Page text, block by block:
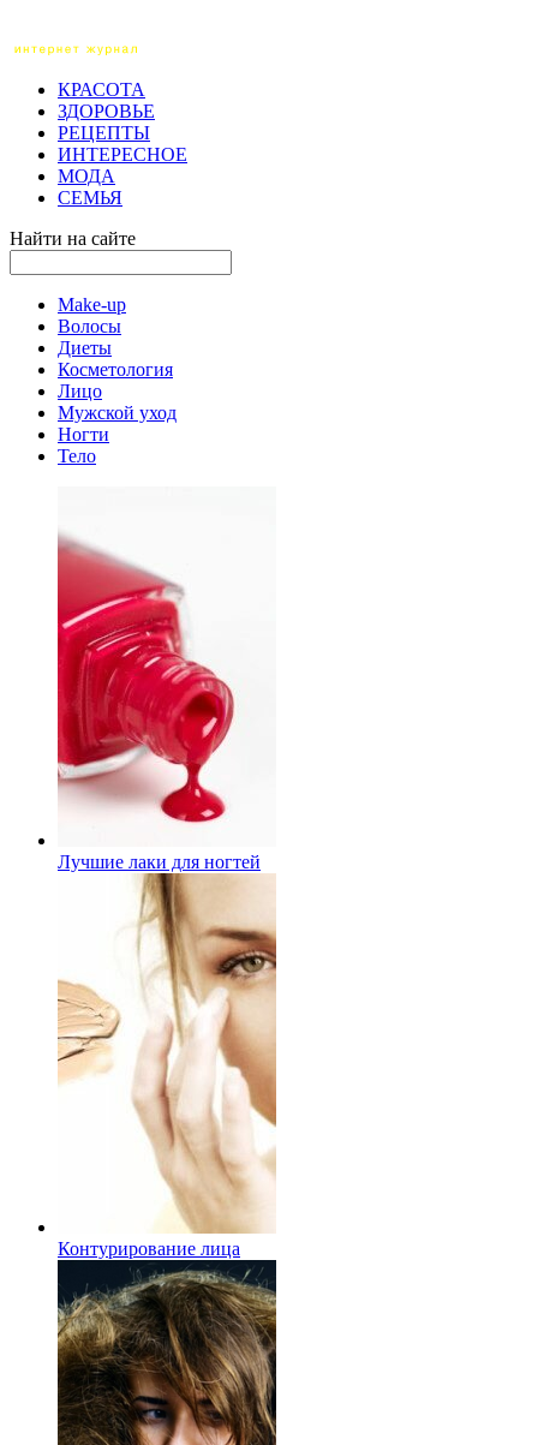
КРАСОТА
ЗДОРОВЬЕ
РЕЦЕПТЫ
ИНТЕРЕСНОЕ
МОДА
СЕМЬЯ
Найти на сайте
Make-up
Волосы
Диеты
Косметология
Лицо
Мужской уход
Ногти
Тело
Лучшие лаки для ногтей
Контурирование лица